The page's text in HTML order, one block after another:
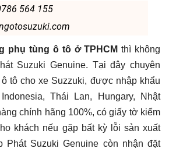
564 155
phụ tùng ô tô ở TPHCM thì không
Suzuki Genuine. Tại đây chuyên
tô cho xe Suzzuki, được nhập khẩu
Thái Lan, Hungary, Nhật
chính hãng 100%, có giấy tờ kiểm
khách nếu gặp bất kỳ lỗi sản xuất
Phát Suzuki Genuine còn nhận đặt